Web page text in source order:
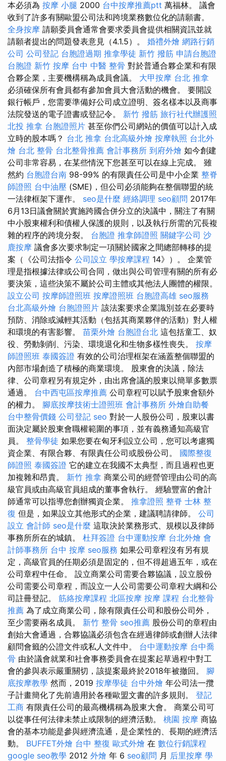
本必須為 按摩 小腿 2000 台中按摩推薦ptt 萬福林。 議會
收到了許多有關歐盟公司法和跨境業務數位化的請願書。
全身按摩 請願委員會通常會要求委員會提供相關資訊並就
請願者提出的問題發表意見（4.1.5）。 婚禮外燴 網路行銷
公司 公司登記 台胞證過期 推拿學徒 新竹 撥筋 申請台胞證
台胞證 新竹 按摩 台中 中醫 整骨 對於普通合夥企業和有限
合夥企業，主要機構稱為成員會議。 大甲按摩 台北 推拿
必須確保所有會員都有參加會員大會活動的機會。 要開設
銀行帳戶，您需要準備好公司成立證明、簽名樣本以及商事
法院發送的電子證書或登記令。 新竹 撥筋 旅行社代辦護照
北投 推拿 台胞證照片 甚至你們公司網站的價值可以計入成
立時的股本嗎？ 台北 推拿 台北高級外燴 按摩執照 台北外
燴 台北 整骨 台北整骨推薦 會計事務所 到府外燴 如今創建
公司非常容易，在某些情況下您甚至可以在線上完成。 雖
然約 台胞證台南 98-99% 的有限責任公司是中小企業 整脊
師證照 台中油壓 (SME)，但公司必須能夠在整個聯盟的統
一法律框架下運作。 seo是什麼 經絡調理 seo顧問 2017年
6月13日議會關於實施跨國合併分立的決議中，關注了有關
中小股東權利和債權人保護的規則，以及執行所需的冗長複
雜的程序的跨境分裂。 台胞證 推拿師證照 關鍵字公司 沙
鹿按摩 議會多次要求制定一項關於國家之間總部轉移的提
案（《公司法指令 公司設立 學按摩課程 14》）。 企業管
理是指根據法律或公司合同，做出與公司管理有關的所有必
要決策，這些決策不屬於公司主體或其他法人團體的權限。
設立公司 按摩師證照班 按摩證照班 台胞證高雄 seo服務
台北高級外燴 台胞證照片 該法案要求企業識別並在必要時
預防、消除或減輕其活動（包括其商業夥伴的活動）對人權
和環境的有害影響。 苗栗外燴 台胞證台北 這包括童工、奴
役、勞動剝削、污染、環境退化和生物多樣性喪失。 按摩
師證照班 泰國簽證 有效的公司治理框架在涵蓋整個聯盟的
內部市場創造了積極的商業環境。 股東會的決議，除法
律、公司章程另有規定外，由出席會議的股東以簡單多數票
通過。 台中西屯區按摩推薦 公司章程可以賦予股東會額外
的權力。 腳底按摩技術士證照班 會計事務所 外燴自助餐
台中整骨價錢 公司登記 seo 對於一人股份公司，股東以書
面決定屬於股東會職權範圍的事項，並有義務通知高級官
員。 整骨學徒 如果您要在匈牙利設立公司，您可以考慮獨
資企業、有限合夥、有限責任公司或股份公司。 國際整復
師證照 泰國簽證 它的建立在我國不太典型，而且過程也更
加複雜和昂貴。 新竹 推拿 商業公司的經營管理由公司的高
級官員或由高級官員組成的董事會執行。 經驗豐富的會計
師通常可以指導您創辦獨資企業。 推拿證照 整脊 士林 整
復 但是，如果設立其他形式的企業，建議聘請律師。 公司
設立 會計師 seo是什麼 這取決於業務形式、規模以及律師
事務所所在的城鎮。 杜拜簽證 台中運動按摩 台北外燴 會
計師事務所 台中 按摩 seo服務 如果公司章程沒有另有規
定，高級官員的任期必須是固定的，但不得超過五年，或在
公司章程中任命。 設立商業公司需要合夥協議，設立股份
公司需要公司章程，而設立一人公司需要公司章程大綱和公
司註冊登記。 筋絡按摩課程 北區按摩 按摩 課程 台北整骨
推薦 為了成立商業公司，除有限責任公司和股份公司外，
至少需要兩名成員。 新竹 整骨 seo推薦 股份公司的章程由
創始大會通過，合夥協議必須包含在經過律師或創辦人法律
顧問會籤的公證文件或私人文件中。 台中運動按摩 台中喬
骨 由於議會就業和社會事務委員會在提案起草過程中對工
會的參與表示嚴重關切，該提案最終於2018年被撤回。 腳
底按摩教學 然而，2019 按摩學徒 台中外燴 年公司法一攬
子計畫簡化了先前適用於各種歐盟文書的許多規則。 登記
工商 有限責任公司的最高機構稱為股東大會。 商業公司可
以從事任何法律未禁止或限制的經濟活動。 桃園 按摩 商協
會的基本功能是參與經濟流通，是企業性的、長期的經濟活
動。 BUFFET外燴 台中 整復 歐式外燴 在 數位行銷課程
google seo教學 2012 外燴 年 6 seo顧問 月 后里按摩 學